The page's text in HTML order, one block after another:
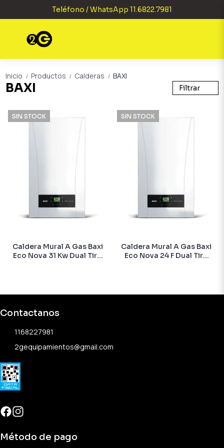
Teléfono / WhatsApp 11.6822.7981
Inicio / Productos / Calderas / BAXI
BAXI Filtrar
SIN STOCK
Caldera Mural A Gas Baxi
Eco Nova 31 Kw Dual Tiro
SIN STOCK
Caldera Mural A Gas Baxi
Eco Nova 24 F Dual Tiro
Contactanos
1168227981
2gequipamientos@gmail.com
Método de pago